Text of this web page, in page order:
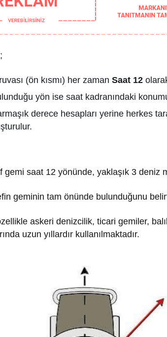
(ön kısmı) her zamanSaat 12
yön ise saat kadranındaki
derece hesapları yerine herkes
gemi saat 12 yönünde, yaklaşık 3 deniz
geminin tam önünde bulunduğunu
askeri denizcilik, ticari gemiler,
uzun yıllardır kullanılmaktadır.